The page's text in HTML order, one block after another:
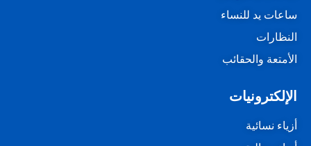
ساعات يد للنساء
النظارات
الأمتعة والحقائب
الإلكترونيات
أزياء نسائية